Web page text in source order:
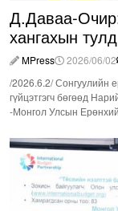
Д.Даваа-
хангахын
нэвтрүүлэх
MPress 2026/06/02
/2026.6.2/ Сонгуулийн
гүйцэтгэгч бөгөөд
-Монгол Улсын